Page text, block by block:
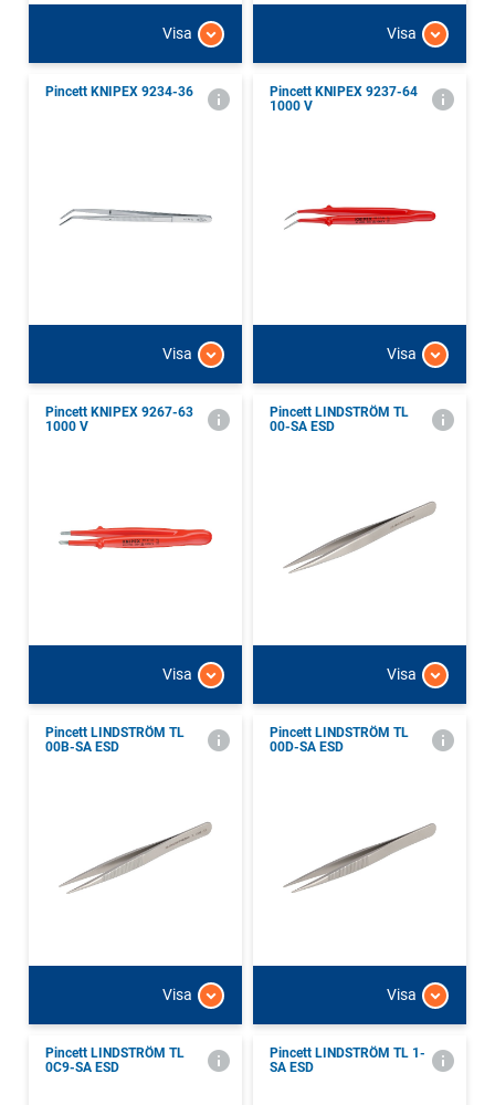
Visa Visa
Pincett KNIPEX 9234-36
Visa
Pincett KNIPEX 9237-64
1000 V
Visa
Pincett KNIPEX 9267-63
1000 V
Visa
Pincett LINDSTRÖM TL
00-SA ESD
Visa
Pincett LINDSTRÖM TL
00B-SA ESD
Visa
Pincett LINDSTRÖM TL
00D-SA ESD
Visa
Pincett LINDSTRÖM TL
0C9-SA ESD
Pincett LINDSTRÖM TL 1-
SA ESD